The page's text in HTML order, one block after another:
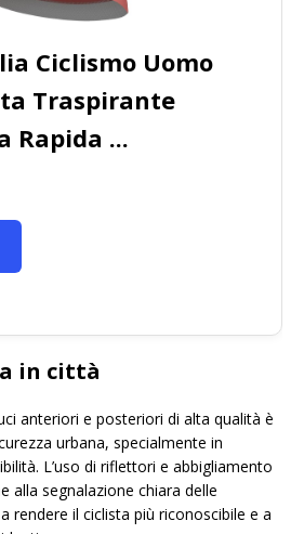
Ciclismo Uomo
Traspirante
Rapida ...
in città
anteriori e posteriori di alta qualità è
urbana, specialmente in
L’uso di riflettori e abbigliamento
alla segnalazione chiara delle
rendere il ciclista più riconoscibile e a